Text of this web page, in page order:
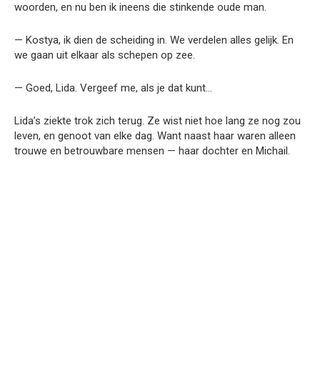
woorden, en nu ben ik ineens die stinkende oude man.
— Kostya, ik dien de scheiding in. We verdelen alles gelijk. En
we gaan uit elkaar als schepen op zee.
— Goed, Lida. Vergeef me, als je dat kunt…
Lida’s ziekte trok zich terug. Ze wist niet hoe lang ze nog zou
leven, en genoot van elke dag. Want naast haar waren alleen
trouwe en betrouwbare mensen — haar dochter en Michail.